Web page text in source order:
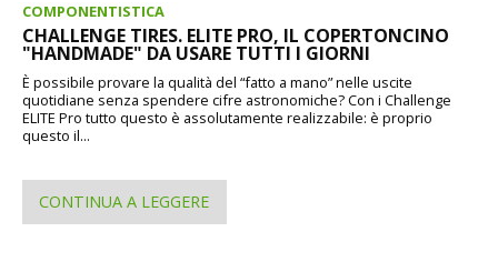
COMPONENTISTICA
CHALLENGE TIRES. ELITE PRO, IL COPERTONCINO
"HANDMADE" DA USARE TUTTI I GIORNI
È possibile provare la qualità del “fatto a mano” nelle uscite
quotidiane senza spendere cifre astronomiche? Con i Challenge
ELITE Pro tutto questo è assolutamente realizzabile: è proprio
questo il...
CONTINUA A LEGGERE